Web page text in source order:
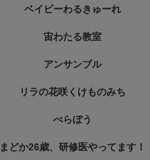
ベイビーわるきゅーれ
宙わたる教室
アンサンブル
リラの花咲くけものみち
べらぼう
まどか26歳、研修医やってます！